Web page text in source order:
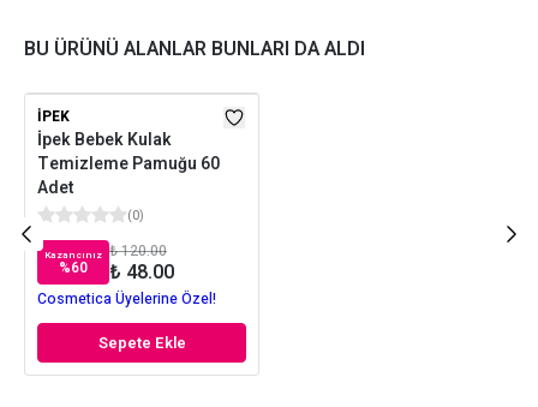
BU ÜRÜNÜ ALANLAR BUNLARI DA ALDI
İPEK
İpek Bebek Kulak
Temizleme Pamuğu 60
Adet
(0)
Kazancınız
%60
₺ 120.00
₺ 48.00
Cosmetica Üyelerine Özel!
Sepete Ekle